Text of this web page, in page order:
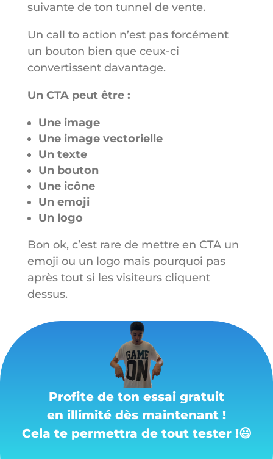
suivante de ton tunnel de vente.
Un call to action n’est pas forcément
un bouton bien que ceux-ci
convertissent davantage.
Un CTA peut être :
Une image
Une image vectorielle
Un texte
Un bouton
Une icône
Un emoji
Un logo
Bon ok, c’est rare de mettre en CTA un
emoji ou un logo mais pourquoi pas
après tout si les visiteurs cliquent
dessus.
Profite de ton essai gratuit
en illimité dès maintenant !
Cela te permettra de tout tester !😃